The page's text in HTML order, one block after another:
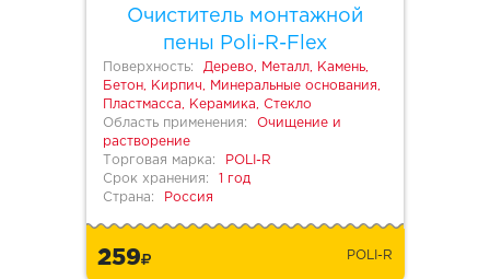
Очиститель монтажной
пены Poli-R-Flex
Поверхность:
Дерево, Металл, Камень,
Бетон, Кирпич, Минеральные основания,
Пластмасса, Керамика, Стекло
Область применения:
Очищение и
растворение
Торговая марка:
POLI-R
Срок хранения:
1 год
Страна:
Россия
259 POLI-R